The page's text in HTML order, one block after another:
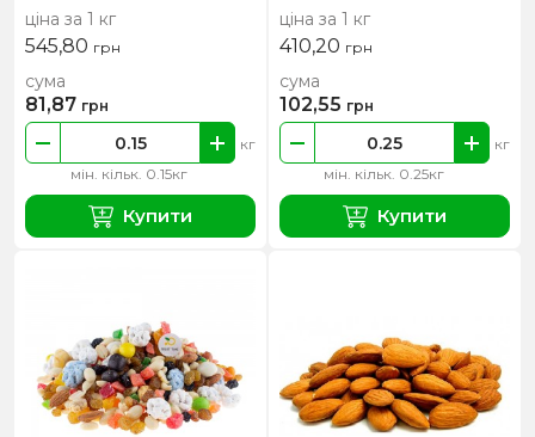
ціна за 1 кг
545,80 грн
мін. кільк. 0.15кг
кг
сума
81,87 грн
Купити
ціна за 1 кг
410,20 грн
мін. кільк. 0.25кг
кг
сума
102,55 грн
Купити